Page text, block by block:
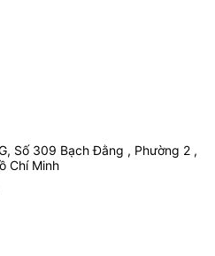
Số 309 Bạch Đằng , Phường 2 ,
Chí Minh